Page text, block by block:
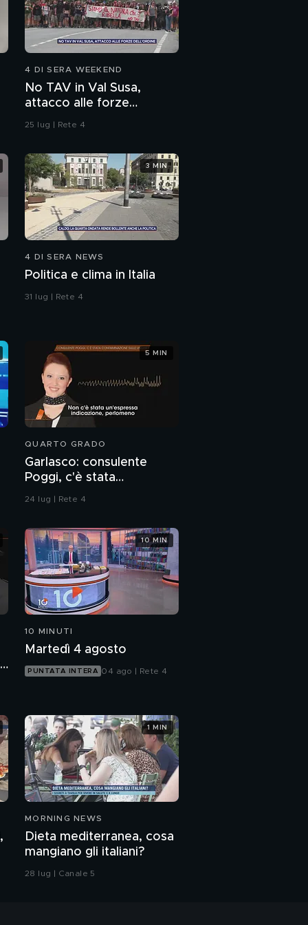
Appuntamento con Il
Volo: "Tutti per uno -
Viaggio nel tempo"
4 DI SERA WEEKEND
No TAV in Val Susa,
attacco alle forze
dell'ordine
25 lug | Rete 4
4 DI SERA NEWS
Politica e clima in Italia
31 lug | Rete 4
3 MIN
QUARTO GRADO
Garlasco: consulente
Poggi, c'è stata
contaminazione sulle
24 lug | Rete 4
5 MIN
10 MINUTI
Martedì 4 agosto
PUNTATA INTERA 04 ago | Rete 4
10 MIN
MORNING NEWS
Dieta mediterranea, cosa
mangiano gli italiani?
28 lug | Canale 5
1 MIN